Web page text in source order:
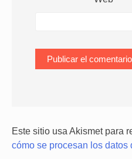
Este sitio usa Akismet para
cómo se procesan los datos